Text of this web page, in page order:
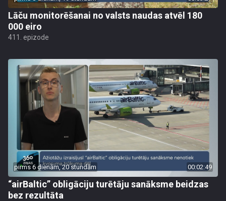
Lāču monitorēšanai no valsts naudas atvēl 180
000 eiro
411. epizode
pirms 6 dienām, 20 stundām 00:02:49
“airBaltic” obligāciju turētāju sanāksme beidzas
bez rezultāta